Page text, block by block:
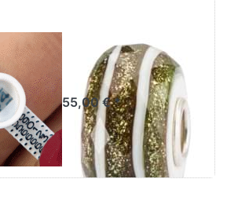
Sinnesrausch
TGLBE-30058
55,00 € *